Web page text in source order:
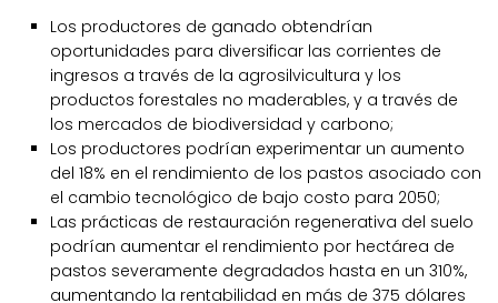
Los productores de ganado obtendrían
oportunidades para diversificar las corrientes de
ingresos a través de la agrosilvicultura y los
productos forestales no maderables, y a través de
los mercados de biodiversidad y carbono;
Los productores podrían experimentar un aumento
del 18% en el rendimiento de los pastos asociado con
el cambio tecnológico de bajo costo para 2050;
Las prácticas de restauración regenerativa del suelo
podrían aumentar el rendimiento por hectárea de
pastos severamente degradados hasta en un 310%,
aumentando la rentabilidad en más de 375 dólares